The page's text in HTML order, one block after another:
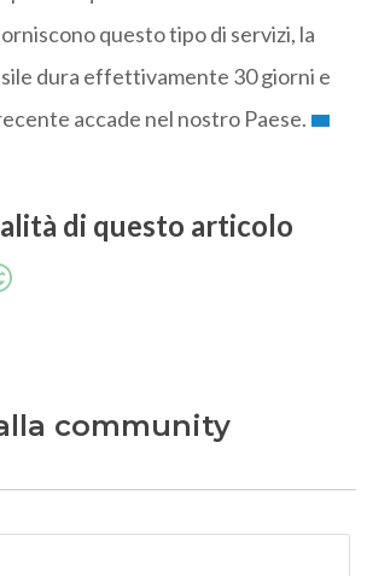
questo tipo di servizi, la
dura effettivamente 30 giorni e
accade nel nostro Paese.
di questo articolo
community